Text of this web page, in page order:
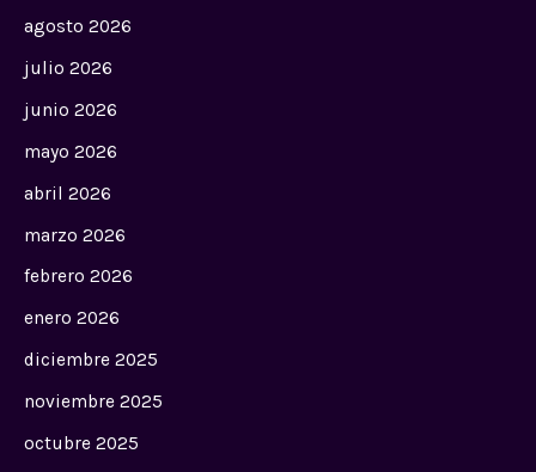
agosto 2026
julio 2026
junio 2026
mayo 2026
abril 2026
marzo 2026
febrero 2026
enero 2026
diciembre 2025
noviembre 2025
octubre 2025